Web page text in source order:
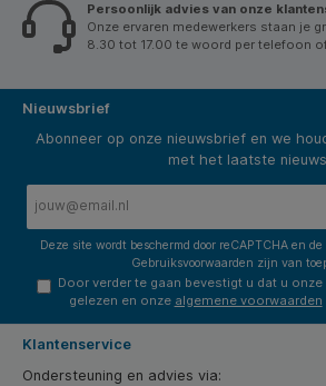
Persoonlijk advies van onze
Onze ervaren medewerkers staan je
8.30 tot 17.00 te woord per telefoon
Nieuwsbrief
Abonneer op onze nieuwsbrief en we
met het laatste
Deze site wordt beschermd door reCAPTCHA en de
Gebruiksvoorwaarden zijn van
Door verder te gaan bevestigt u dat u onze
gelezen en onze algemene voorwaarden
Klantenservice
Ondersteuning en advies via: